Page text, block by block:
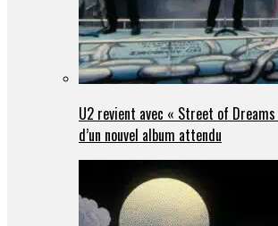
U2 revient avec « Street of
d’un nouvel album attendu